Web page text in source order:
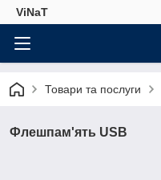
ViNaT
Товари та послуги
Флешпам'ять USB